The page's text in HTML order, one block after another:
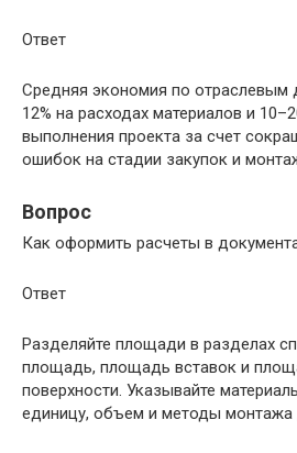
Ответ
Средняя экономия по отраслевым
12% на расходах материалов и
выполнения проекта за счет
ошибок на стадии закупок и
Вопрос
Как оформить расчеты в
Ответ
Разделяйте площади в разделах
площадь, площадь вставок и
поверхности. Указывайте
единицу, объем и методы монтажа